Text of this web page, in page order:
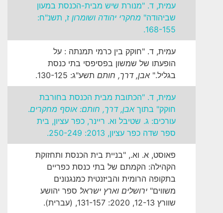
עמית, ד. "מנורת שיש מבית-הכנסת במעון
שביהודה" מחקרי יהודה ושומרון ז, תשנ"ח:
168-155.
עמית, ד. "חוקק בין כרמי תמנתה : על
הופעתו של שמשון בפסיפסי בתי כנסת
בגליל."אבן, דרך, חותם תשע"ג: 130-125.
עמית, ד. "הכתובת מבית הכנסת בחורבת
חוקק" בתוךאבן, דרך, חותם: אוסף מחקרים.
עורכים: ג. שטיבל וא. ריינר, כפר עציון, בית
ספר שדה כפר עציון, 2013: 250-249.
פאוסט, א. וא., "בניית בית הכנסת ותחזוקת
הקהילה: הקמתם של בתי כנסת כפריים
בתקופה הרומית והביזנטית כמנגנונים
משווים" ירושלים וארץ ישראל ספר יהושע
שוורץ 12-13, 2020: 131-157, (עברית).